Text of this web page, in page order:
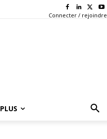
Connecter / rejoindre
PLUS